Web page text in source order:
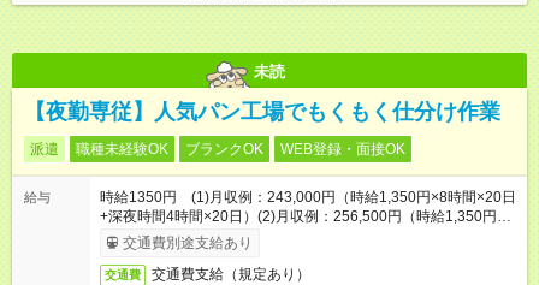
未読
【夜勤専従】人気パン工場でもくもく仕分け作業
派遣 職種未経験OK ブランクOK WEB登録・面接OK
給与
時給1350円 (1)月収例：243,000円（時給1,350円×8時間×20日
+深夜時間4時間×20日）(2)月収例：256,500円（時給1,350円×8
時間×20日+深夜時間6時間×20日）
交通費別途支給あり
交通費 交通費支給（規定あり）